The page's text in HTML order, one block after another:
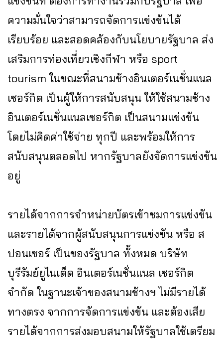
ความมั่นใจว่าสามารถจัดการแข่งขันได้
เรียบร้อย และสอดคล้องกับนโยบายรัฐบาล ส่ง
เสริมการท่องเที่ยวเชิงกีฬา หรือ sport
tourism ในขณะที่สนามช้างอินเตอร์เนชั่นแนล
เซอร์กิต เป็นผู้ให้การสนับสนุน ให้ใช้สนามช้าง
อินเตอร์เนชั่นแนลเซอร์กิต เป็นสนามแข่งขัน
โดยไม่คิดค่าใช้จ่าย ทุกปี และพร้อมให้การ
สนับสนุนตลอดไป หากรัฐบาลยังจัดการแข่งขัน
อยู่
รายได้จากการจำหน่ายบัตรเข้าชมการแข่งขัน
และรายได้จากผู้สนับสนุนการแข่งขัน หรือ ส
ปอนเซอร์ เป็นของรัฐบาล ทั้งหมด บริษัท
บุรีรัมย์ยูไนเต็ด อินเตอร์เนชั่นแนล เซอร์กิต
จำกัด ในฐานะเจ้าของสนามช้างฯ ไม่มีรายได้
ทางตรง จากการจัดการแข่งขัน และต้องเสีย
รายได้จากการส่งมอบสนามให้รัฐบาลใช้เตรียม